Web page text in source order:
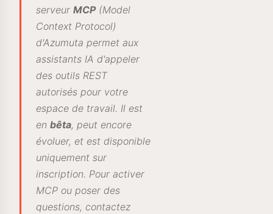
serveur MCP(Model
Context Protocol)
d'Azumuta permet aux
assistants IA d'appeler
des outils REST
autorisés pour votre
espace de travail. Il est
en bêta, peut encore
évoluer, et est disponible
uniquement sur
inscription. Pour activer
MCP ou poser des
questions, contactez